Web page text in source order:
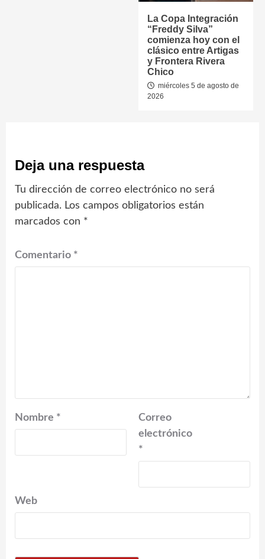
La Copa Integración
“Freddy Silva”
comienza hoy con el
clásico entre Artigas
y Frontera Rivera
Chico
miércoles 5 de agosto de
2026
Deja una respuesta
Tu dirección de correo electrónico no será
publicada. Los campos obligatorios están
marcados con *
Comentario *
Nombre *
Correo
electrónico
*
Web